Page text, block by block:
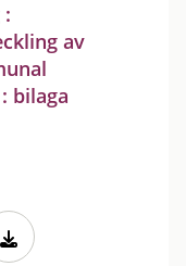
av
bilaga